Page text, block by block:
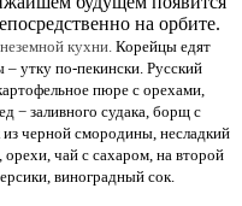
на орбите.
кухни. Корейцы едят
утку по-пекински. Русский
пюре с орехами,
− заливного судака, борщ с
черной смородины, несладкий
чай с сахаром, на второй
виноградный сок.